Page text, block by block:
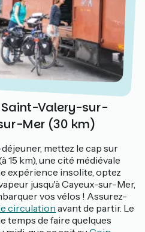
Saint-Valery-sur-
Mer (30 km)
mettez le cap sur
15 km), une cité médiévale
expérience insolite, optez
jusqu'à Cayeux-sur-Mer,
vos vélos ! Assurez-
circulationavant de partir. Le
temps de faire quelques